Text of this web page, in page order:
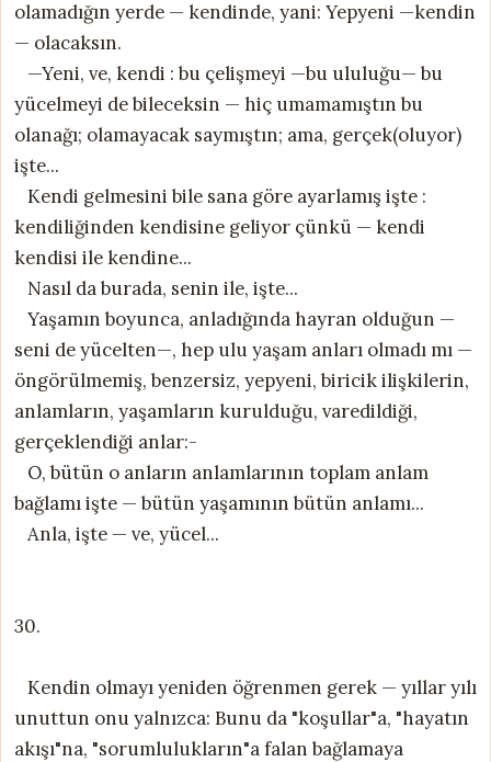
olamadığın yerde — kendinde, yani: Yepyeni —kendin
— olacaksın.
—Yeni, ve, kendi : bu çelişmeyi —bu ululuğu— bu
yücelmeyi de bileceksin — hiç umamamıştın bu
olanağı; olamayacak saymıştın; ama, gerçek(oluyor)
işte...
Kendi gelmesini bile sana göre ayarlamış işte :
kendiliğinden kendisine geliyor çünkü — kendi
kendisi ile kendine...
Nasıl da burada, senin ile, işte...
Yaşamın boyunca, anladığında hayran olduğun —
seni de yücelten—, hep ulu yaşam anları olmadı mı —
öngörülmemiş, benzersiz, yepyeni, biricik ilişkilerin,
anlamların, yaşamların kurulduğu, varedildiği,
gerçeklendiği anlar:-
O, bütün o anların anlamlarının toplam anlam
bağlamı işte — bütün yaşamının bütün anlamı...
Anla, işte — ve, yücel...
30.
Kendin olmayı yeniden öğrenmen gerek — yıllar yılı
unuttun onu yalnızca: Bunu da "koşullar"a, "hayatın
akışı"na, "sorumlulukların"a falan bağlamaya